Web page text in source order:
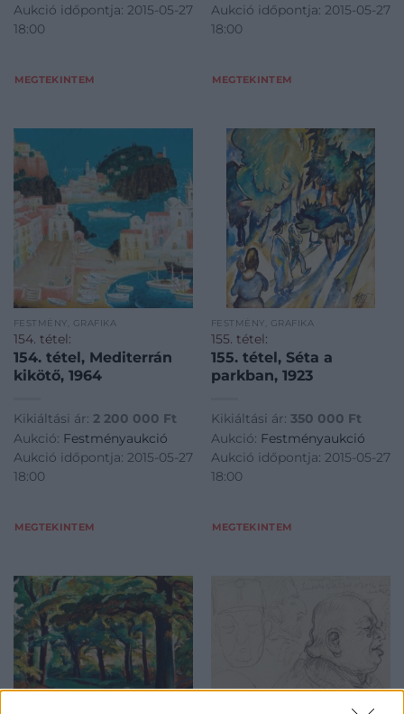
Aukció időpontja: 2015-05-27
18:00
MEGTEKINTEM
Aukció időpontja: 2015-05-27
18:00
MEGTEKINTEM
FESTMÉNY, GRAFIKA
154. tétel:
154. tétel, Mediterrán
kikötő, 1964
Kikiáltási ár: 2 200 000 Ft
Aukció: Festményaukció
Aukció időpontja: 2015-05-27
18:00
MEGTEKINTEM
FESTMÉNY, GRAFIKA
155. tétel:
155. tétel, Séta a
parkban, 1923
Kikiáltási ár: 350 000 Ft
Aukció: Festményaukció
Aukció időpontja: 2015-05-27
18:00
MEGTEKINTEM